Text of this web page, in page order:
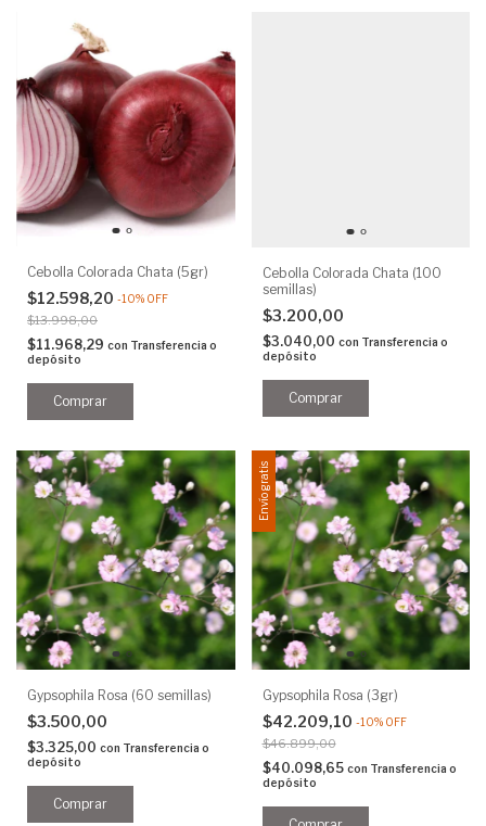
Cebolla Colorada Chata (5gr)
$12.598,20 -10% OFF
$13.998,00
$11.968,29 con Transferencia o
depósito
Cebolla Colorada Chata (100
semillas)
$3.200,00
$3.040,00 con Transferencia o
depósito
Gypsophila Rosa (60 semillas)
$3.500,00
$3.325,00 con Transferencia o
depósito
Envío gratis
Gypsophila Rosa (3gr)
$42.209,10 -10% OFF
$46.899,00
$40.098,65 con Transferencia o
depósito